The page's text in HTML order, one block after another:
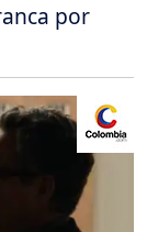
por